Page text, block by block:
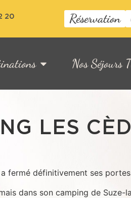
20 Réservation
Nos Séjours
LES
fermé définitivement ses
dans son camping de Suze-